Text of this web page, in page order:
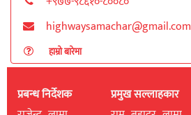
highwaysamachar@gmail.com
हाम्रो बारेमा
प्रबन्ध निर्देशक
प्रमुख सल्लाहकार